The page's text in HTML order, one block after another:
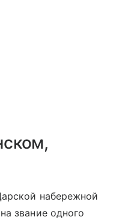
набережной
звание одного